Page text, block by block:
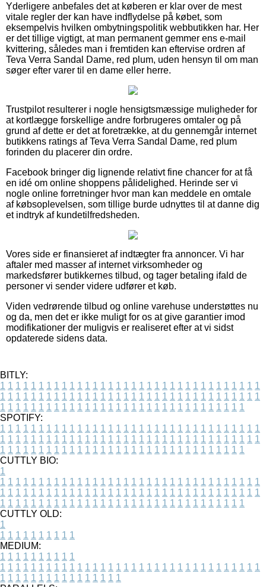
Yderligere anbefales det at køberen er klar over de mest
vitale regler der kan have indflydelse på købet, som
eksempelvis hvilken ombytningspolitik webbutikken har. Her
er det tillige vigtigt, at man permanent gemmer ens e-mail
kvittering, således man i fremtiden kan eftervise ordren af
Teva Verra Sandal Dame, red plum, uden hensyn til om man
søger efter varer til en dame eller herre.
Trustpilot resulterer i nogle hensigtsmæssige muligheder for
at kortlægge forskellige andre forbrugeres omtaler og på
grund af dette er det at foretrække, at du gennemgår internet
butikkens ratings af Teva Verra Sandal Dame, red plum
forinden du placerer din ordre.
Facebook bringer dig lignende relativt fine chancer for at få
en idé om online shoppens pålidelighed. Herinde ser vi
nogle online forretninger hvor man kan meddele en omtale
af købsoplevelsen, som tillige burde udnyttes til at danne dig
et indtryk af kundetilfredsheden.
Vores side er finansieret af indtægter fra annoncer. Vi har
aftaler med masser af internet virksomheder og
markedsfører butikkernes tilbud, og tager betaling ifald de
personer vi sender videre udfører et køb.
Viden vedrørende tilbud og online varehuse understøttes nu
og da, men det er ikke muligt for os at give garantier imod
modifikationer der muligvis er realiseret efter at vi sidst
opdaterede sidens data.
BITLY:
1 1 1 1 1 1 1 1 1 1 1 1 1 1 1 1 1 1 1 1 1 1 1 1 1 1 1 1 1 1 1 1 1 1
1 1 1 1 1 1 1 1 1 1 1 1 1 1 1 1 1 1 1 1 1 1 1 1 1 1 1 1 1 1 1 1 1 1
1 1 1 1 1 1 1 1 1 1 1 1 1 1 1 1 1 1 1 1 1 1 1 1 1 1 1 1 1 1 1 1
SPOTIFY:
1 1 1 1 1 1 1 1 1 1 1 1 1 1 1 1 1 1 1 1 1 1 1 1 1 1 1 1 1 1 1 1 1 1
1 1 1 1 1 1 1 1 1 1 1 1 1 1 1 1 1 1 1 1 1 1 1 1 1 1 1 1 1 1 1 1 1 1
1 1 1 1 1 1 1 1 1 1 1 1 1 1 1 1 1 1 1 1 1 1 1 1 1 1 1 1 1 1 1 1
CUTTLY BIO:
1
1 1 1 1 1 1 1 1 1 1 1 1 1 1 1 1 1 1 1 1 1 1 1 1 1 1 1 1 1 1 1 1 1 1
1 1 1 1 1 1 1 1 1 1 1 1 1 1 1 1 1 1 1 1 1 1 1 1 1 1 1 1 1 1 1 1 1 1
1 1 1 1 1 1 1 1 1 1 1 1 1 1 1 1 1 1 1 1 1 1 1 1 1 1 1 1 1 1 1 1
CUTTLY OLD:
1
1 1 1 1 1 1 1 1 1 1
MEDIUM:
1 1 1 1 1 1 1 1 1 1
1 1 1 1 1 1 1 1 1 1 1 1 1 1 1 1 1 1 1 1 1 1 1 1 1 1 1 1 1 1 1 1 1 1
1 1 1 1 1 1 1 1 1 1 1 1 1 1 1 1